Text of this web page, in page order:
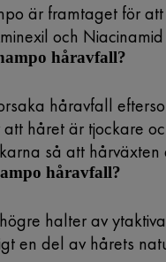
är framtaget för
och
håravfall?
håravfall
håret är tjockare
så att
håravfall?
halter av
en del av hårets